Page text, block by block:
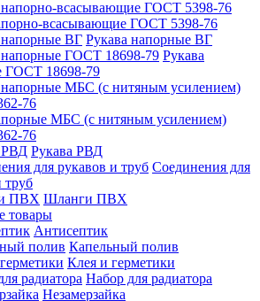
всасывающие ГОСТ 5398-76
Рукава напорные ВГ
Рукава
ГОСТ 18698-79
МБС (с нитяным усилением)
76
Рукава РВД
Соединения для
труб
Шланги ПВХ
товары
Антисептик
Капельный полив
Клея и герметики
Набор для радиатора
Незамерзайка